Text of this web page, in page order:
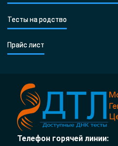
Тесты на родство
Прайс лист
Телефон горячей линии: